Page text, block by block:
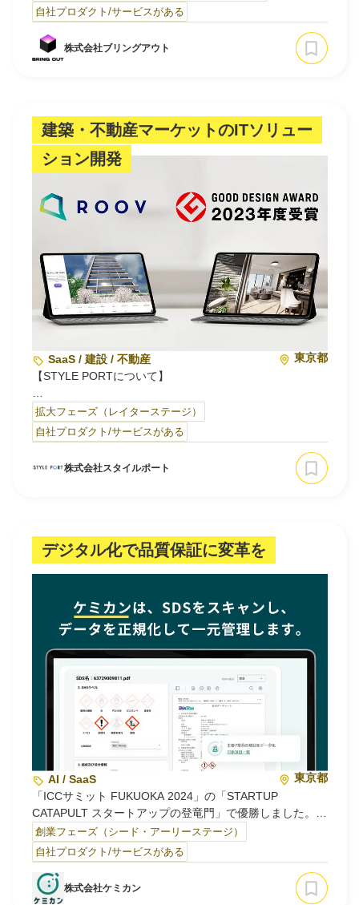
現場の対話・会議・商談といった「一次情報」をAIでリア
ルタイムに構造化し、経営の意思決定に直結させるプロダ
クトを自社開発しています。単なるツール提供にとどまら
ず、MBBやBIG4出身のコンサルタントが顧客企業の経営
自社プロダクト/サービスがある
株式会社ブリングアウト
建築・不動産マーケットのITソリュー
ション開発
SaaS / 建設 / 不動産
東京都
【STYLE PORTについて】
「空間の選択に伴う後悔を0にする」をミッションに掲げ
た、
デジタルツイン・ソリューションのスタートアップ企業で
・マンション販売支援
・戸建て住宅設計支援
主力サービスのROOVは、
拡大フェーズ（レイターステージ）
自社プロダクト/サービスがある
株式会社スタイルポート
デジタル化で品質保証に変革を
AI / SaaS
東京都
「ICCサミット FUKUOKA 2024」の「STARTUP
CATAPULT スタートアップの登竜門」で優勝しました。
PRTIMES：
https://prtimes.jp/main/html/rd/p/000000037.000024863.ht
ml
Youtube：
企業紹介URL先の1:06:22~1:13:28の間をご覧ください
創業フェーズ（シード・アーリーステージ）
自社プロダクト/サービスがある
株式会社ケミカン